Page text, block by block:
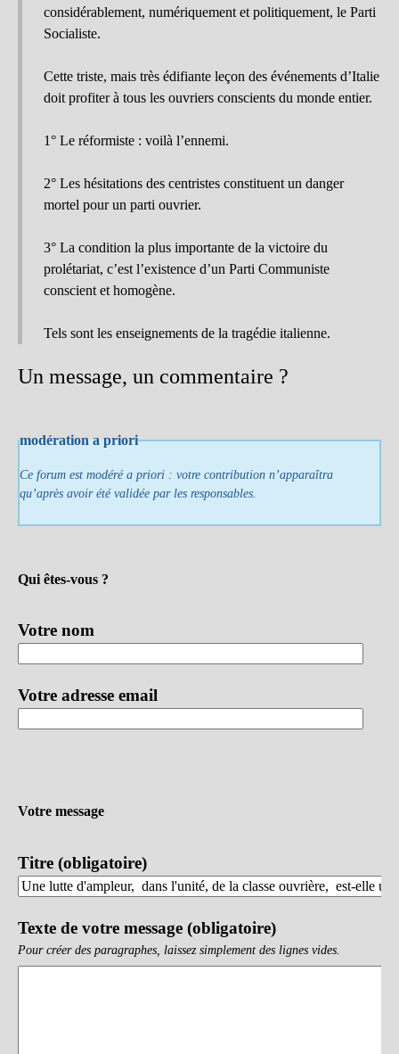
considérablement, numériquement et politiquement, le Parti
Socialiste.
Cette triste, mais très édifiante leçon des événements d’Italie
doit profiter à tous les ouvriers conscients du monde entier.
1° Le réformiste : voilà l’ennemi.
2° Les hésitations des centristes constituent un danger
mortel pour un parti ouvrier.
3° La condition la plus importante de la victoire du
prolétariat, c’est l’existence d’un Parti Communiste
conscient et homogène.
Tels sont les enseignements de la tragédie italienne.
Un message, un commentaire ?
modération a priori
Ce forum est modéré a priori : votre contribution n’apparaîtra
qu’après avoir été validée par les responsables.
Qui êtes-vous ?
Votre nom
Votre adresse email
Votre message
Titre (obligatoire)
Texte de votre message (obligatoire)
Pour créer des paragraphes, laissez simplement des lignes vides.